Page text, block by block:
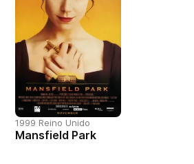
1999 Reino Unido
Mansfield Park